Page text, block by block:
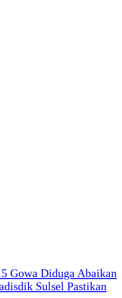
Gowa Diduga Abaikan
Sulsel Pastikan